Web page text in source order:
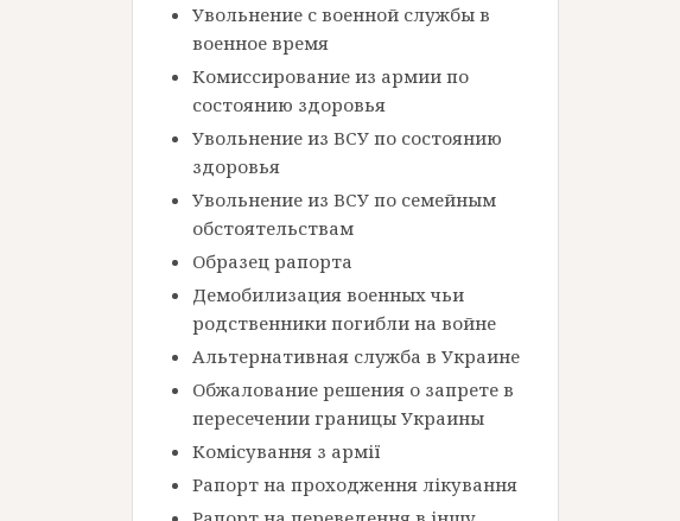
Увольнение с военной службы в
военное время
Комиссирование из армии по
состоянию здоровья
Увольнение из ВСУ по состоянию
здоровья
Увольнение из ВСУ по семейным
обстоятельствам
Образец рапорта
Демобилизация военных чьи
родственники погибли на войне
Альтернативная служба в Украине
Обжалование решения о запрете в
пересечении границы Украины
Комісування з армії
Рапорт на проходження лікування